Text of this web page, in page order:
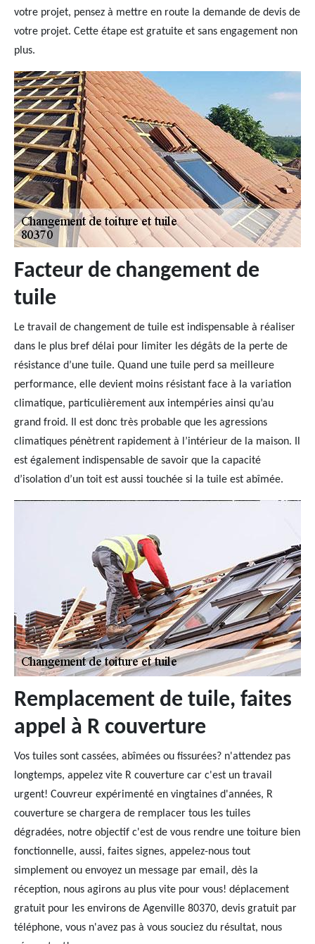
votre projet, pensez à mettre en route la demande de devis de
votre projet. Cette étape est gratuite et sans engagement non
plus.
Facteur de changement de
tuile
Le travail de changement de tuile est indispensable à réaliser
dans le plus bref délai pour limiter les dégâts de la perte de
résistance d’une tuile. Quand une tuile perd sa meilleure
performance, elle devient moins résistant face à la variation
climatique, particulièrement aux intempéries ainsi qu’au
grand froid. Il est donc très probable que les agressions
climatiques pénètrent rapidement à l’intérieur de la maison. Il
est également indispensable de savoir que la capacité
d’isolation d’un toit est aussi touchée si la tuile est abîmée.
Remplacement de tuile, faites
appel à R couverture
Vos tuiles sont cassées, abîmées ou fissurées? n'attendez pas
longtemps, appelez vite R couverture car c'est un travail
urgent! Couvreur expérimenté en vingtaines d'années, R
couverture se chargera de remplacer tous les tuiles
dégradées, notre objectif c'est de vous rendre une toiture bien
fonctionnelle, aussi, faites signes, appelez-nous tout
simplement ou envoyez un message par email, dès la
réception, nous agirons au plus vite pour vous! déplacement
gratuit pour les environs de Agenville 80370, devis gratuit par
téléphone, vous n'avez pas à vous souciez du résultat, nous